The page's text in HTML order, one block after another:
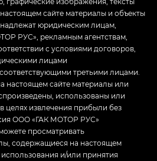
сайте материалы и объекты
юридическим лицам,
РУС», рекламным агентствам,
с условиями договоров,
лицами
третьими лицами.
настоящем сайте материалы или
использованы или
целях извлечения прибыли без
ООО «ГАК МОТОР РУС»
просматривать
содержащиеся на настоящем
и/или принятия